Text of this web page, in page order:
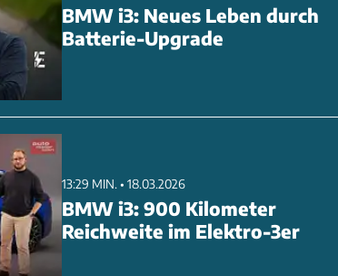
BMW i3: Neues Leben durch
Batterie-Upgrade
13:29 MIN. • 18.03.2026
BMW i3: 900 Kilometer
Reichweite im Elektro-3er